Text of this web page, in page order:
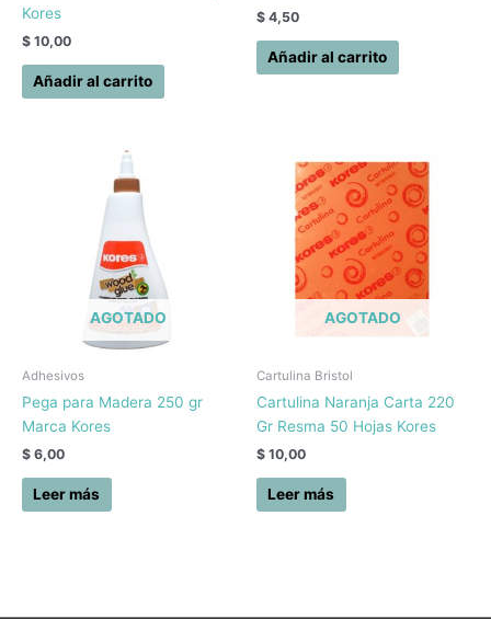
Kores
$ 10,00
Añadir al carrito
$ 4,50
Añadir al carrito
AGOTADO
Adhesivos
Pega para Madera 250 gr
Marca Kores
$ 6,00
Leer más
AGOTADO
Cartulina Bristol
Cartulina Naranja Carta 220
Gr Resma 50 Hojas Kores
$ 10,00
Leer más